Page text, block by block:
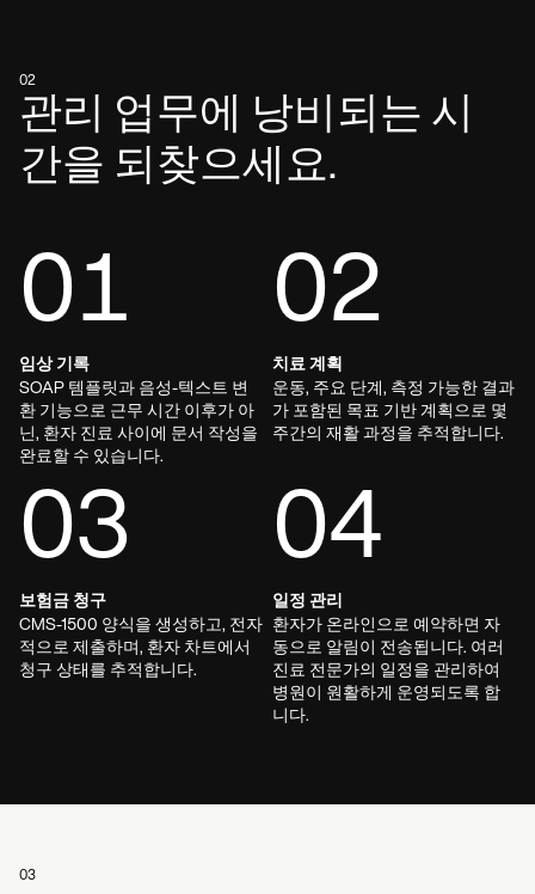
02
관리 업무에 낭비되는 시
간을 되찾으세요.
01
임상 기록
SOAP 템플릿과 음성-텍스트 변
환 기능으로 근무 시간 이후가 아
닌, 환자 진료 사이에 문서 작성을
완료할 수 있습니다.
02
치료 계획
운동, 주요 단계, 측정 가능한 결과
가 포함된 목표 기반 계획으로 몇
주간의 재활 과정을 추적합니다.
03
보험금 청구
CMS-1500 양식을 생성하고, 전자
적으로 제출하며, 환자 차트에서
청구 상태를 추적합니다.
04
일정 관리
환자가 온라인으로 예약하면 자
동으로 알림이 전송됩니다. 여러
진료 전문가의 일정을 관리하여
병원이 원활하게 운영되도록 합
니다.
03